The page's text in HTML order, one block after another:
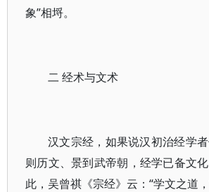
象”相埒。
二 经术与文术
汉文宗经，如果说汉初治经学
则历文、景到武帝朝，经学已备文
此，吴曾祺《宗经》云：“学文之道